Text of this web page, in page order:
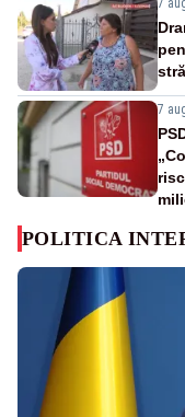
7
7
POLITICA